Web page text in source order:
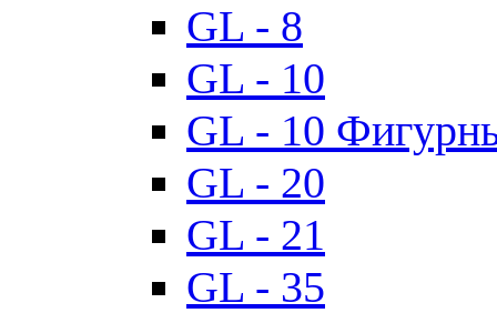
GL - 8
GL - 10
GL - 10
GL - 20
GL - 21
GL - 35